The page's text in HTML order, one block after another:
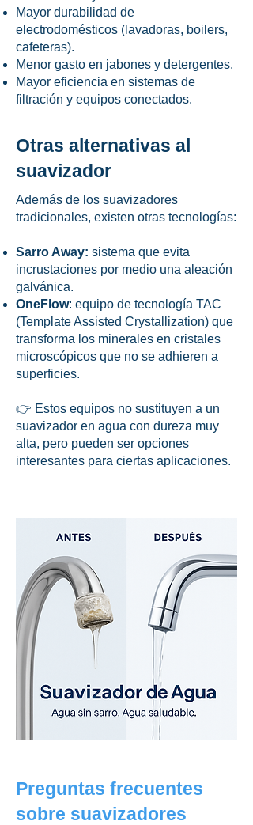
Mayor durabilidad de
electrodomésticos (lavadoras, boilers,
cafeteras).
Menor gasto en jabones y detergentes.
Mayor eficiencia en sistemas de
filtración y equipos conectados.
Otras alternativas al
suavizador
Además de los suavizadores
tradicionales, existen otras tecnologías:
Sarro Away: sistema que evita
incrustaciones por medio una aleación
galvánica.
OneFlow: equipo de tecnología TAC
(Template Assisted Crystallization) que
transforma los minerales en cristales
microscópicos que no se adhieren a
superficies.
👉 Estos equipos no sustituyen a un
suavizador en agua con dureza muy
alta, pero pueden ser opciones
interesantes para ciertas aplicaciones.
Preguntas frecuentes
sobre suavizadores